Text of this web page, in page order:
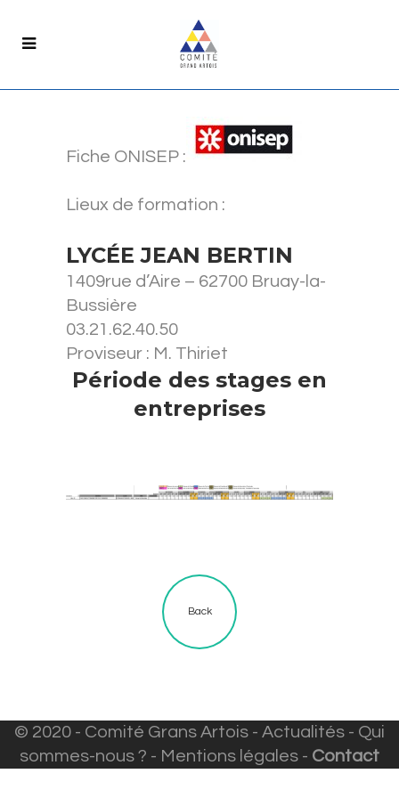
Fiche ONISEP :
Lieux de formation :
LYCÉE JEAN BERTIN
1409rue d’Aire – 62700 Bruay-la-
Bussière
03.21.62.40.50
Proviseur : M. Thiriet
Période des stages en
entreprises
Back
© 2020 - Comité Grans Artois - Actualités - Qui
sommes-nous ? - Mentions légales - Contact